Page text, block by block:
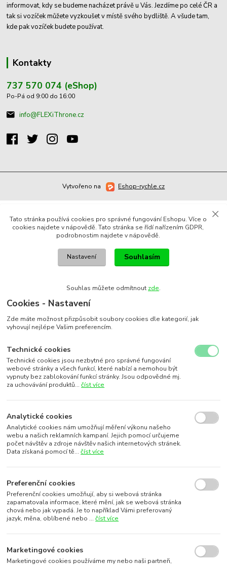
informovat, kdy se budeme nacházet právě u Vás. Jezdíme po celé ČR a
tak si vozíček můžete vyzkoušet v místě svého bydliště. A všude tam,
kde pak vozíček budete používat.
Kontakty
737 570 074 (eShop)
Po-Pá od 9:00 do 16:00
info@FLEXiThrone.cz
Vytvořeno na Eshop-rychle.cz
Tato stránka používá cookies pro správné fungování Eshopu. Více o
cookies najdete v nápovědě. Tato stránka se řídí nařízením GDPR,
podrobnostim najdete v nápovědě.
Nastavení Souhlasím
Souhlas můžete odmítnout zde.
Cookies - Nastavení
Zde máte možnost přizpůsobit soubory cookies dle kategorií, jak
vyhovují nejlépe Vašim preferencím.
Technické cookies
Technické cookies jsou nezbytné pro správné fungování
webové stránky a všech funkcí, které nabízí a nemohou být
vypnuty bez zablokování funkcí stránky. Jsou odpovědné mj.
za uchovávání produktů...číst více
Analytické cookies
Analytické cookies nám umožňují měření výkonu našeho
webu a našich reklamních kampaní. Jejich pomocí určujeme
počet návštěv a zdroje návštěv našich internetových stránek.
Data získaná pomocí tě...číst více
Preferenční cookies
Preferenční cookies umožňují, aby si webová stránka
zapamatovala informace, které mění, jak se webová stránka
chová nebo jak vypadá. Je to například Vámi preferovaný
jazyk, měna, oblíbené nebo ...číst více
Marketingové cookies
Marketingové cookies používáme my nebo naši partneři,